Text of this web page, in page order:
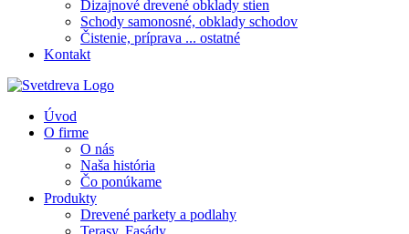
Dizajnové drevené obklady stien
Schody samonosné, obklady schodov
Čistenie, príprava ... ostatné
Kontakt
Úvod
O firme
O nás
Naša história
Čo ponúkame
Produkty
Drevené parkety a podlahy
Terasy, Fasády